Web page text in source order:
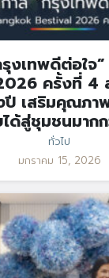
รุงเทพดีต่อใจ
ครั้งที่ 4
เสริมคุณภา
ได้สู่ชุมชนมาก
ทั่วไป
มกราคม 15, 2026